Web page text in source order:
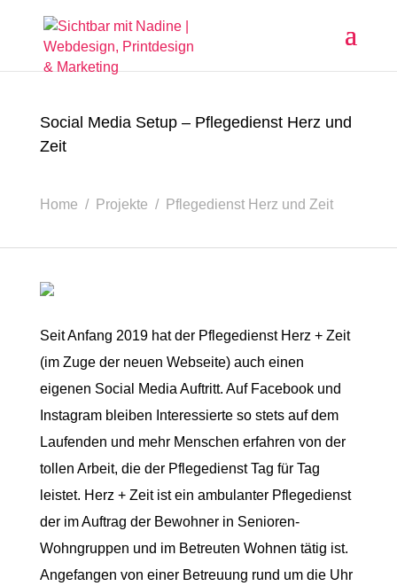
Social Media Setup – Pflegedienst Herz und
Zeit
Home / Projekte / Pflegedienst Herz und Zeit
Seit Anfang 2019 hat der Pflegedienst Herz + Zeit
(im Zuge der neuen Webseite) auch einen
eigenen Social Media Auftritt. Auf Facebook und
Instagram bleiben Interessierte so stets auf dem
Laufenden und mehr Menschen erfahren von der
tollen Arbeit, die der Pflegedienst Tag für Tag
leistet. Herz + Zeit ist ein ambulanter Pflegedienst
der im Auftrag der Bewohner in Senioren-
Wohngruppen und im Betreuten Wohnen tätig ist.
Angefangen von einer Betreuung rund um die Uhr